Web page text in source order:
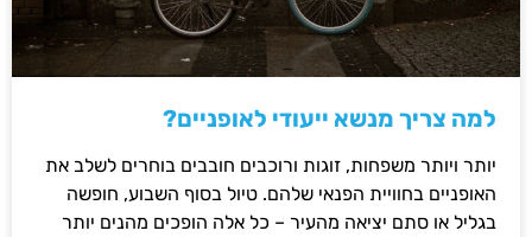
למה צריך מנשא ייעודי לאופניים?
יותר ויותר משפחות, זוגות ורוכבים חובבים בוחרים לשלב את
האופניים בחוויית הפנאי שלהם. טיול בסוף השבוע, חופשה
בגליל או סתם יציאה מהעיר – כל אלה הופכים מהנים יותר